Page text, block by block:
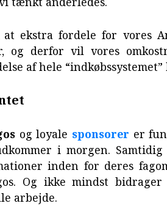
ekstra fordele for vores
og derfor vil vores
af hele
og loyale sponsorer er
i morgen.
inden for deres
Og ikke mindst
arbejde.